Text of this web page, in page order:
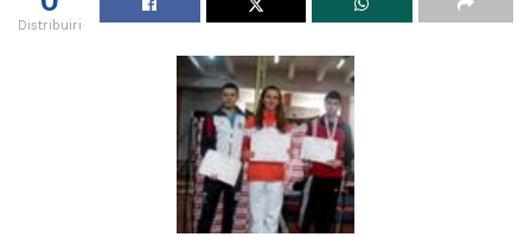
Distribuiri